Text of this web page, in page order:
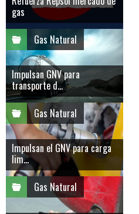
gas
Gas Natural
Impulsan GNV para
transporte d...
Gas Natural
Impulsan el GNV para carga
lim...
Gas Natural